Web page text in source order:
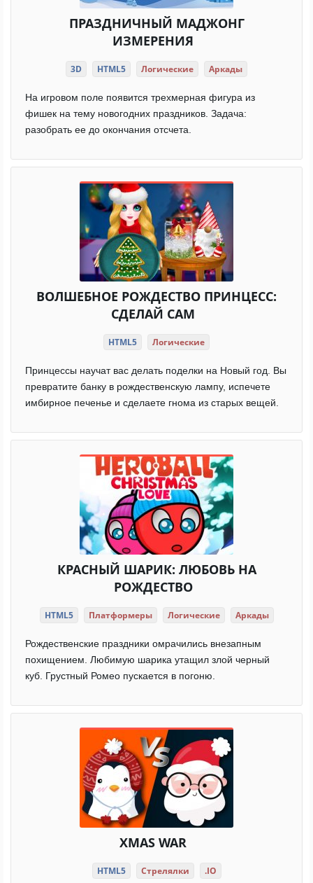
ПРАЗДНИЧНЫЙ МАДЖОНГ
ИЗМЕРЕНИЯ
3D HTML5 Логические Аркады
На игровом поле появится трехмерная фигура из
фишек на тему новогодних праздников. Задача:
разобрать ее до окончания отсчета.
ВОЛШЕБНОЕ РОЖДЕСТВО ПРИНЦЕСС:
СДЕЛАЙ САМ
HTML5 Логические
Принцессы научат вас делать поделки на Новый год. Вы
превратите банку в рождественскую лампу, испечете
имбирное печенье и сделаете гнома из старых вещей.
КРАСНЫЙ ШАРИК: ЛЮБОВЬ НА
РОЖДЕСТВО
HTML5 Платформеры Логические Аркады
Рождественские праздники омрачились внезапным
похищением. Любимую шарика утащил злой черный
куб. Грустный Ромео пускается в погоню.
XMAS WAR
HTML5 Стрелялки .IO